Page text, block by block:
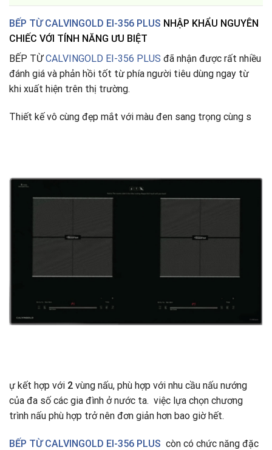
BẾP TỪ CALVINGOLD EI-356 PLUS NHẬP KHẨU NGUYÊN
CHIẾC VỚI TÍNH NĂNG ƯU BIỆT
BẾP TỪCALVINGOLD EI-356 PLUS đã nhận được rất nhiều
đánh giá và phản hồi tốt từ phía người tiêu dùng ngay từ
khi xuất hiện trên thị trường.
Thiết kế vô cùng đẹp mắt với màu đen sang trọng cùng s
ự kết hợp với 2 vùng nấu, phù hợp với nhu cầu nấu nướng
của đa số các gia đình ở nước ta. việc lựa chọn chương
trình nấu phù hợp trở nên đơn giản hơn bao giờ hết.
BẾP TỪ CALVINGOLD EI-356 PLUS còn có chức năng đặc